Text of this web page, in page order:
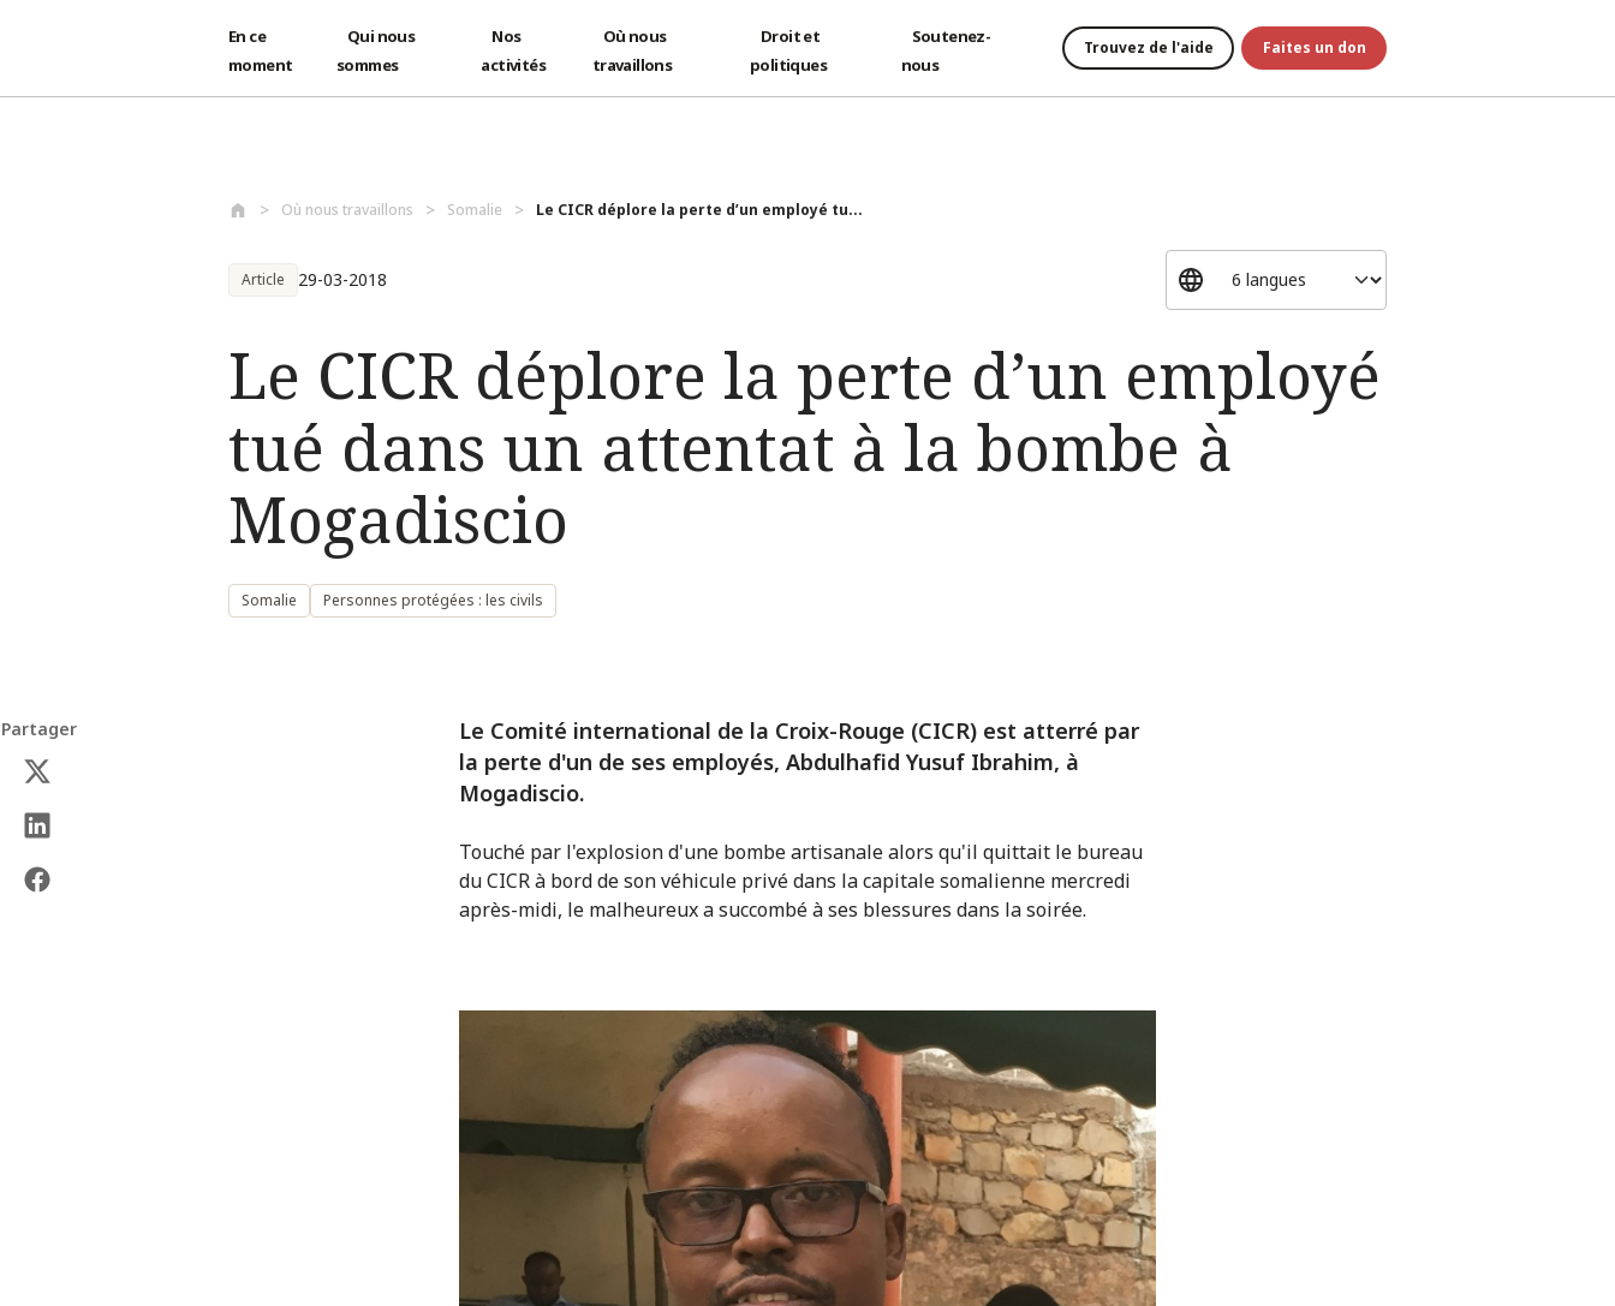
En ce
moment
Qui nous
sommes
Nos
activités
Où nous
travaillons
Droit et
politiques
Soutenez-
nous
Trouvez de l'aide Faites un don
Où nous travaillons Somalie Le CICR déplore la perte d’un employé tu...
Article 29-03-2018
Le CICR déplore la perte d’un employé
tué dans un attentat à la bombe à
Mogadiscio
Somalie Personnes protégées : les civils
Partager
Le Comité international de la Croix-Rouge (CICR) est atterré par
la perte d'un de ses employés, Abdulhafid Yusuf Ibrahim, à
Mogadiscio.
Touché par l'explosion d'une bombe artisanale alors qu'il quittait le bureau
du CICR à bord de son véhicule privé dans la capitale somalienne mercredi
après-midi, le malheureux a succombé à ses blessures dans la soirée.